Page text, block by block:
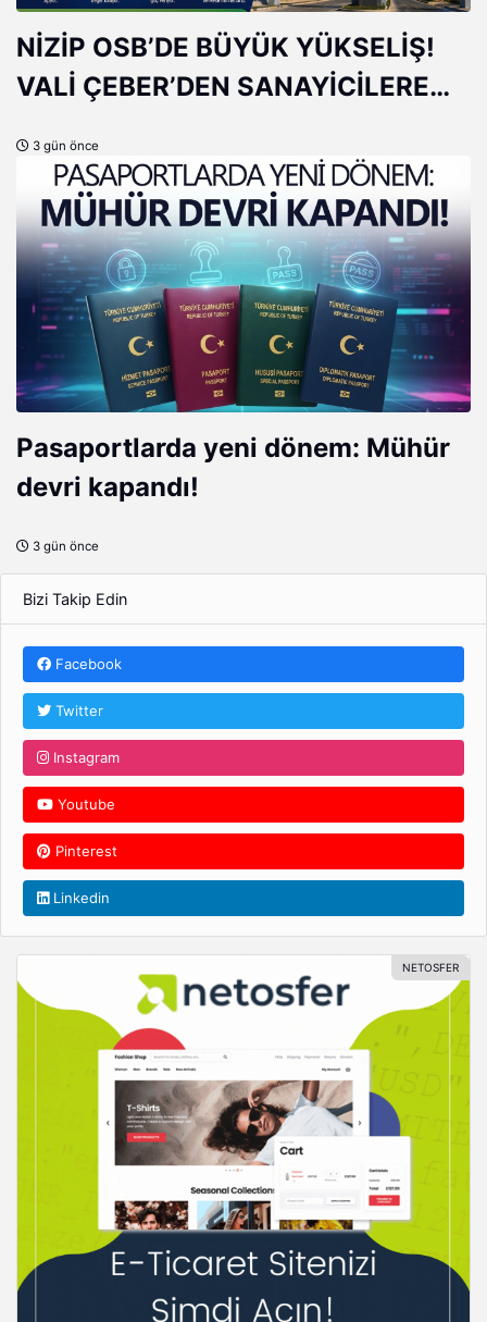
NİZİP OSB’DE BÜYÜK YÜKSELİŞ!
VALİ ÇEBER’DEN SANAYİCİLERE
3 gün önce
Pasaportlarda yeni dönem: Mühür
devri kapandı!
3 gün önce
Bizi Takip Edin
Facebook
Twitter
Instagram
Youtube
Pinterest
Linkedin